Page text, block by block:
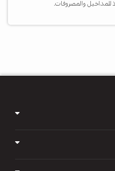
للمداخيل والمصروفات.